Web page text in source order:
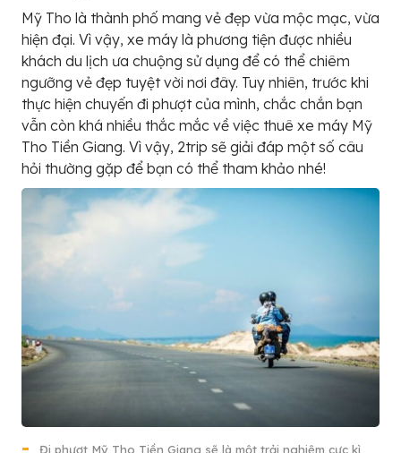
Mỹ Tho là thành phố mang vẻ đẹp vừa mộc mạc, vừa
hiện đại. Vì vậy, xe máy là phương tiện được nhiều
khách du lịch ưa chuộng sử dụng để có thể chiêm
ngưỡng vẻ đẹp tuyệt vời nơi đây. Tuy nhiên, trước khi
thực hiện chuyến đi phượt của mình, chắc chắn bạn
vẫn còn khá nhiều thắc mắc về việc thuê xe máy Mỹ
Tho Tiền Giang. Vì vậy, 2trip sẽ giải đáp một số câu
hỏi thường gặp để bạn có thể tham khảo nhé!
Đi phượt Mỹ Tho Tiền Giang sẽ là một trải nghiệm cực kì